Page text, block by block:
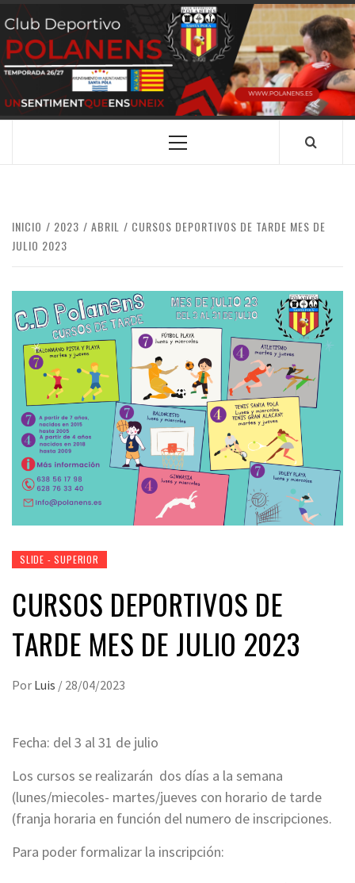
Saltar
al
contenido
CLUB
DEPORTIVO
POLANENS
SANTA POLA
Menú
INICIO 2023 ABRIL
CURSOS DEPORTIVOS DE TARDE MES DE
JULIO 2023
SLIDE - SUPERIOR
CURSOS DEPORTIVOS DE
TARDE MES DE JULIO 2023
Por Luis / 28/04/2023
Fecha: del 3 al 31 de julio
Los cursos se realizarán dos días a la semana
(lunes/miecoles- martes/jueves con horario de tarde
(franja horaria en función del numero de inscripciones.
Para poder formalizar la inscripción: